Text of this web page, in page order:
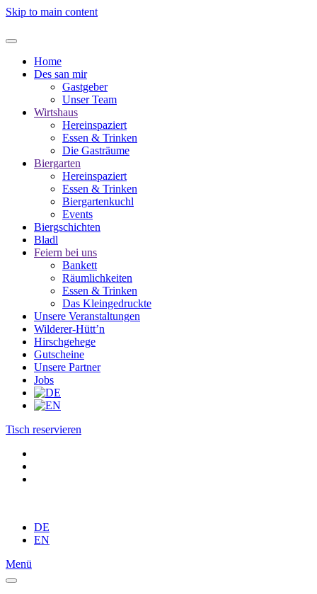
Skip to main content
Home
Des san mir
Gastgeber
Unser Team
Wirtshaus
Hereinspaziert
Essen & Trinken
Die Gasträume
Biergarten
Hereinspaziert
Essen & Trinken
Biergartenkuchl
Events
Biergschichten
Bladl
Feiern bei uns
Bankett
Räumlichkeiten
Essen & Trinken
Das Kleingedruckte
Unsere Veranstaltungen
Wilderer-Hütt’n
Hirschgehege
Gutscheine
Unsere Partner
Jobs
Tisch reservieren
DE
EN
Menü